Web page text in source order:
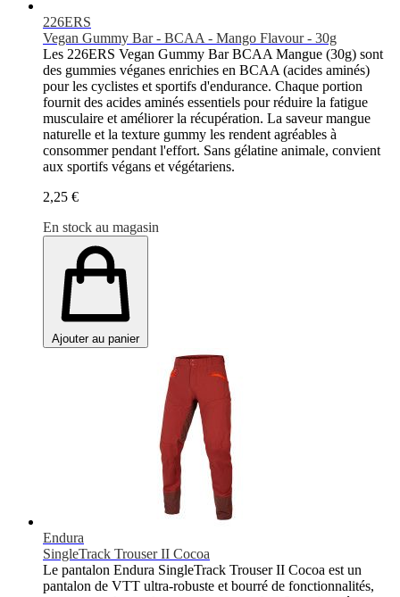
226ERS
Vegan Gummy Bar - BCAA - Mango Flavour - 30g
Les 226ERS Vegan Gummy Bar BCAA Mangue (30g) sont
des gummies véganes enrichies en BCAA (acides aminés)
pour les cyclistes et sportifs d'endurance. Chaque portion
fournit des acides aminés essentiels pour réduire la fatigue
musculaire et améliorer la récupération. La saveur mangue
naturelle et la texture gummy les rendent agréables à
consommer pendant l'effort. Sans gélatine animale, convient
aux sportifs végans et végétariens.
2,25 €
En stock au magasin
Ajouter au panier
Endura
SingleTrack Trouser II Cocoa
Le pantalon Endura SingleTrack Trouser II Cocoa est un
pantalon de VTT ultra-robuste et bourré de fonctionnalités,